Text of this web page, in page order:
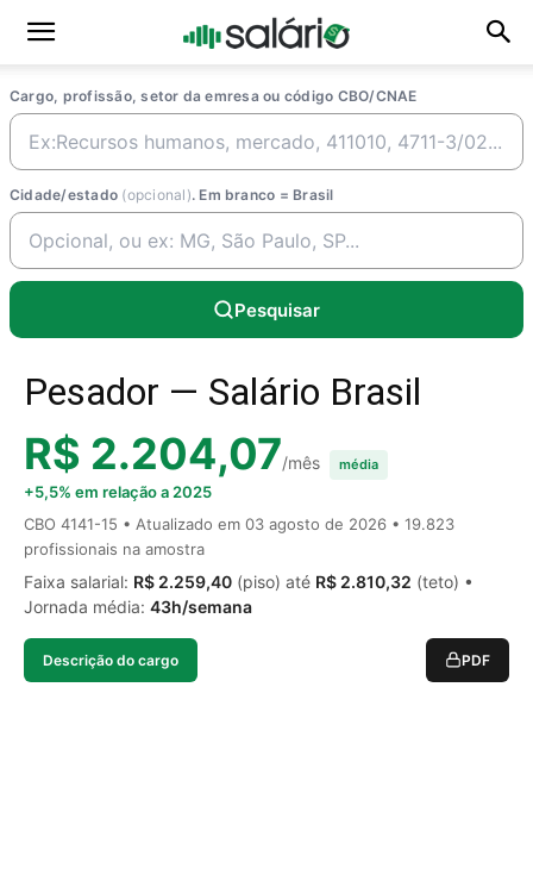
Cargo, profissão, setor da emresa ou código CBO/CNAE
Cidade/estado (opcional). Em branco = Brasil
Pesquisar
Pesador — Salário Brasil
R$ 2.204,07/mês média
+5,5% em relação a 2025
CBO 4141-15 • Atualizado em 03 agosto de 2026 • 19.823
profissionais na amostra
Faixa salarial: R$ 2.259,40 (piso) até R$ 2.810,32 (teto) •
Jornada média: 43h/semana
Descrição do cargo PDF